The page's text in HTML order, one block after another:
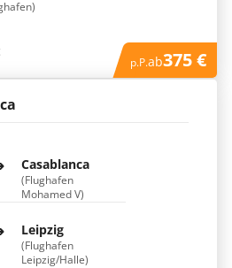
p.P.ab375 €
Casablanca
(Flughafen
Mohamed V)
Leipzig
(Flughafen
Leipzig/Halle)